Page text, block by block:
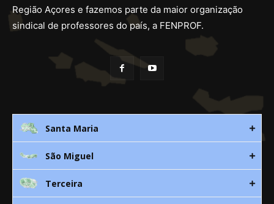
Região Açores e fazemos parte da maior organização
sindical de professores do país, a FENPROF.
Santa Maria
Rua 3. Leandres Chaves, 12C
296 882 118
São Miguel
Av. D. João lll, bloco A, nº10 – 3º
Terceira